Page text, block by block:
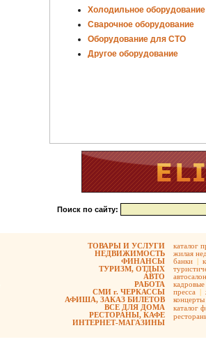
Холодильное оборудование
Сварочное оборудование
Оборудование для СТО
Другое оборудование
Поиск по сайту:
ТОВАРЫ И УСЛУГИ
НЕДВИЖИМОСТЬ
ФИНАНСЫ
ТУРИЗМ, ОТДЫХ
АВТО
РАБОТА
СМИ г. ЧЕРКАССЫ
АФИША, ЗАКАЗ БИЛЕТОВ
ВСЕ ДЛЯ ДОМА
РЕСТОРАНЫ, КАФЕ
ИНТЕРНЕТ-МАГАЗИНЫ
каталог
жилая
банки |
кадровые
пресса |
концерты
каталог